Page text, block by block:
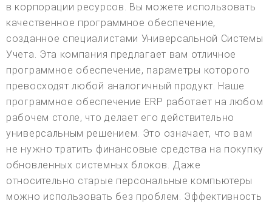
в корпорации ресурсов. Вы можете использовать
качественное программное обеспечение,
созданное специалистами Универсальной Системы
Учета. Эта компания предлагает вам отличное
программное обеспечение, параметры которого
превосходят любой аналогичный продукт. Наше
программное обеспечение ERP работает на любом
рабочем столе, что делает его действительно
универсальным решением. Это означает, что вам
не нужно тратить финансовые средства на покупку
обновленных системных блоков. Даже
относительно старые персональные компьютеры
можно использовать без проблем. Эффективность